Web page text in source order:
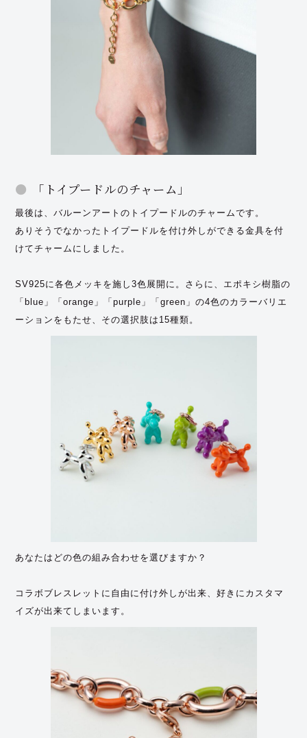
「トイプードルのチャーム」
最後は、バルーンアートのトイプードルのチャームです。
ありそうでなかったトイプードルを付け外しができる金具を付
けてチャームにしました。
SV925に各色メッキを施し3色展開に。さらに、エポキシ樹脂の
「blue」「orange」「purple」「green」の4色のカラーバリエ
ーションをもたせ、その選択肢は15種類。
あなたはどの色の組み合わせを選びますか？
コラボブレスレットに自由に付け外しが出来、好きにカスタマ
イズが出来てしまいます。